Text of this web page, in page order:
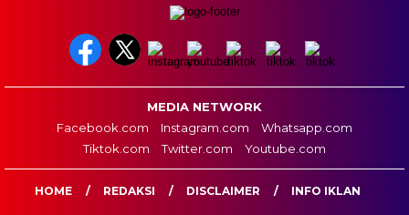
MEDIA NETWORK
Facebook.com
Instagram.com
Whatsapp.com
Tiktok.com
Twitter.com Youtube.com
HOME REDAKSI DISCLAIMER INFO IKLAN